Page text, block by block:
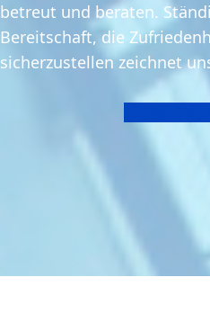
betreut und beraten.
Bereitschaft, die
sicherzustellen zeichnet